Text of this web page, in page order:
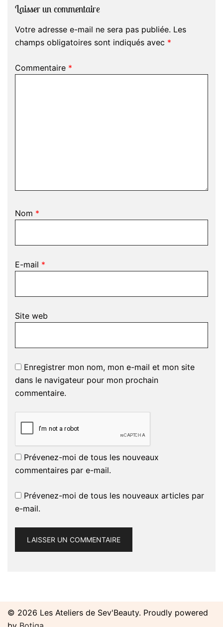
Laisser un commentaire
Votre adresse e-mail ne sera pas publiée. Les
champs obligatoires sont indiqués avec *
Commentaire *
Nom *
E-mail *
Site web
Enregistrer mon nom, mon e-mail et mon site
dans le navigateur pour mon prochain
commentaire.
Prévenez-moi de tous les nouveaux
commentaires par e-mail.
Prévenez-moi de tous les nouveaux articles par
e-mail.
© 2026 Les Ateliers de Sev'Beauty. Proudly powered